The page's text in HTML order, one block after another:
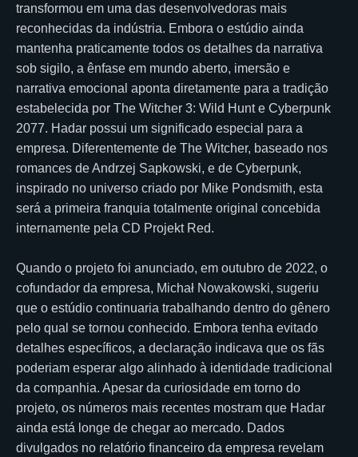
transformou em uma das desenvolvedoras mais
reconhecidas da indústria. Embora o estúdio ainda
mantenha praticamente todos os detalhes da narrativa
sob sigilo, a ênfase em mundo aberto, imersão e
narrativa emocional aponta diretamente para a tradição
estabelecida por The Witcher 3: Wild Hunt e Cyberpunk
2077. Hadar possui um significado especial para a
empresa. Diferentemente de The Witcher, baseado nos
romances de Andrzej Sapkowski, e de Cyberpunk,
inspirado no universo criado por Mike Pondsmith, esta
será a primeira franquia totalmente original concebida
internamente pela CD Projekt Red.
Quando o projeto foi anunciado, em outubro de 2022, o
cofundador da empresa, Michał Nowakowski, sugeriu
que o estúdio continuaria trabalhando dentro do gênero
pelo qual se tornou conhecido. Embora tenha evitado
detalhes específicos, a declaração indicava que os fãs
poderiam esperar algo alinhado à identidade tradicional
da companhia. Apesar da curiosidade em torno do
projeto, os números mais recentes mostram que Hadar
ainda está longe de chegar ao mercado. Dados
divulgados no relatório financeiro da empresa revelam